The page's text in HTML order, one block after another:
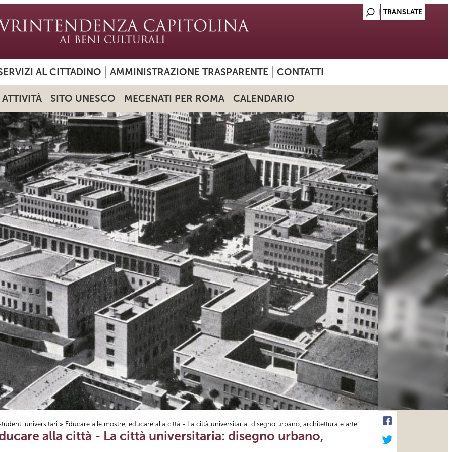
AL CITTADINO AMMINISTRAZIONE TRASPARENTE CONTATTI
ATTIVITÀ SITO UNESCO MECENATI PER ROMA CALENDARIO
universitari » Educare alle mostre, educare alla città - La città universitaria: disegno urbano, architettura e arte
alla città - La città universitaria: disegno urbano,